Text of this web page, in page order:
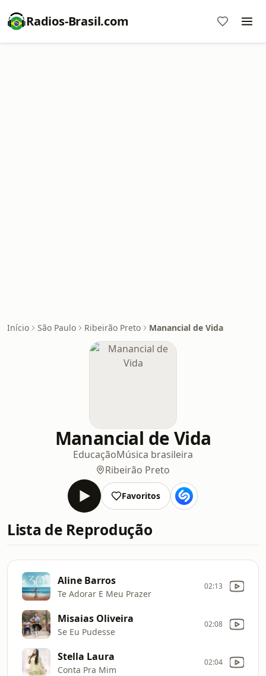
Radios-Brasil.com
Início São Paulo Ribeirão Preto Manancial de Vida
Manancial de Vida
EducaçãoMúsica brasileira
Ribeirão Preto
Favoritos
Lista de Reprodução
Aline Barros
Te Adorar E Meu Prazer
02:13
Misaias Oliveira
Se Eu Pudesse
02:08
Stella Laura
Conta Pra Mim
02:04